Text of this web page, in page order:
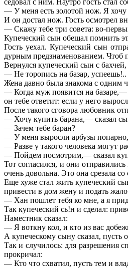
— У меня есть золотой нож. Я хочу
И он достал нож. Гость осмотрел
— Скажу тебе три совета: во-
Купеческий сын обещал помнить
Гость уехал. Купеческий сын
дурным предзнаменованием. Чтоб
Вернулся купеческий сын с
— Не торопись на базар, успеешь!..
Жена давно была знакома с одним
— Когда муж появится на базаре,—
он тебе ответит: если у него
После такого сговора любовник
— Хочу купить барана,— сказал
— Зачем тебе баран?
— У меня выросли арбузы попарно,
— Разве у такого человека могут
— Пойдем посмотрим,— сказал
Тот согласился, и они
очень довольна. Это она срезала
Еще хуже стал жить купеческий
привести в дом жену и подать
— Хан пошлет тебя ко мне, а я
Так купеческий сь!н и сделал:
Наместник сказал:
— Я воткну кол, и кто из вас
А купеческому сыну сказал, пусть
Так и случилось: для разрешения
прокричал:
— Кто что схватил, пусть тем и